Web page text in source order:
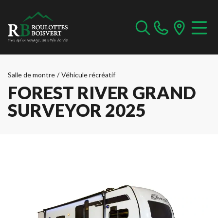
Salle de montre / Véhicule récréatif
FOREST RIVER GRAND
SURVEYOR 2025